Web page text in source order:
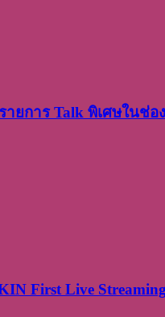
ยการ Talk พิเศษในช่อ
First Live